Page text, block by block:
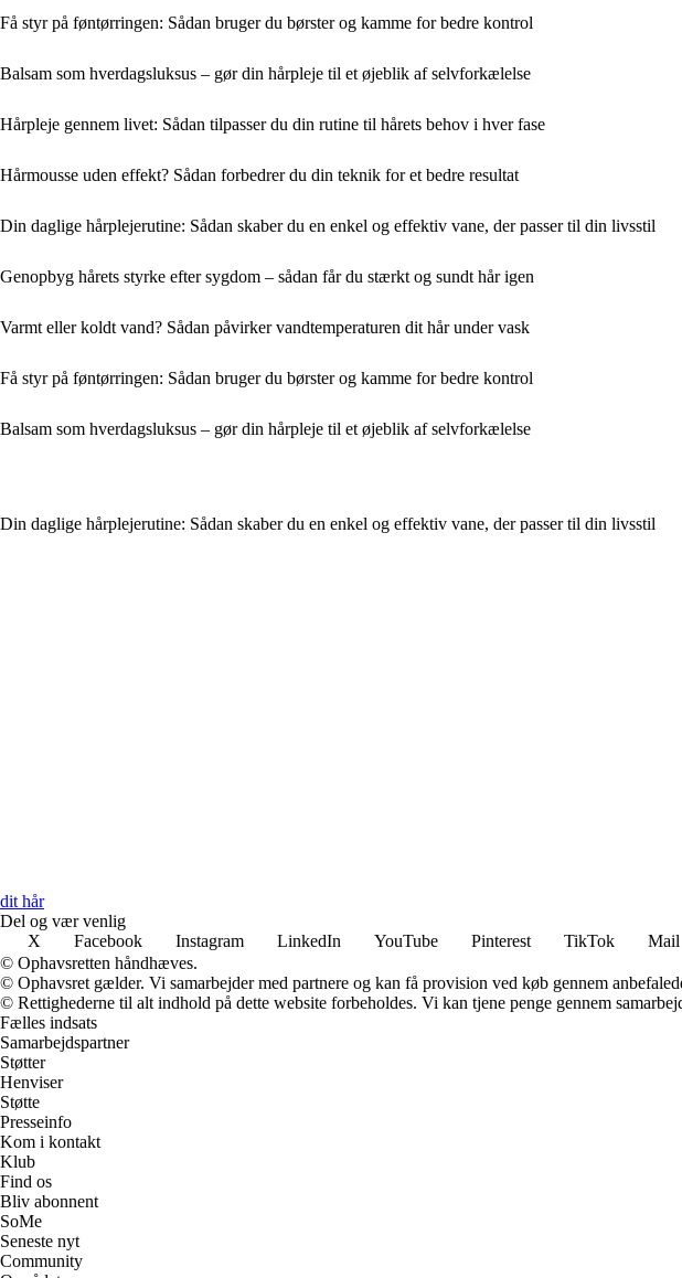
Få styr på føntørringen: Sådan bruger du børster og kamme for bedre kontrol
Balsam som hverdagsluksus – gør din hårpleje til et øjeblik af selvforkælelse
Hårpleje gennem livet: Sådan tilpasser du din rutine til hårets behov i hver fase
Hårmousse uden effekt? Sådan forbedrer du din teknik for et bedre resultat
Din daglige hårplejerutine: Sådan skaber du en enkel og effektiv vane, der passer til din livsstil
Genopbyg hårets styrke efter sygdom – sådan får du stærkt og sundt hår igen
Varmt eller koldt vand? Sådan påvirker vandtemperaturen dit hår under vask
Få styr på føntørringen: Sådan bruger du børster og kamme for bedre kontrol
Balsam som hverdagsluksus – gør din hårpleje til et øjeblik af selvforkælelse
Din daglige hårplejerutine: Sådan skaber du en enkel og effektiv vane, der passer til din livsstil
dit hår
Del og vær venlig
X
Facebook Instagram LinkedIn YouTube Pinterest TikTok Mail
© Ophavsretten håndhæves.
© Ophavsret gælder. Vi samarbejder med partnere og kan få provision ved køb gennem
© Rettighederne til alt indhold på dette website forbeholdes. Vi kan tjene penge gennem
Fælles indsats
Samarbejdspartner
Støtter
Henviser
Støtte
Presseinfo
Kom i kontakt
Klub
Find os
Bliv abonnent
SoMe
Seneste nyt
Community